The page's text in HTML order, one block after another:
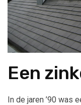
Een
In de jaren ’90 was